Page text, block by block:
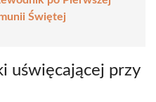
Świętej
uświęcającej przy